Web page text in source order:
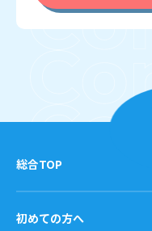
総合TOP
初めての方へ